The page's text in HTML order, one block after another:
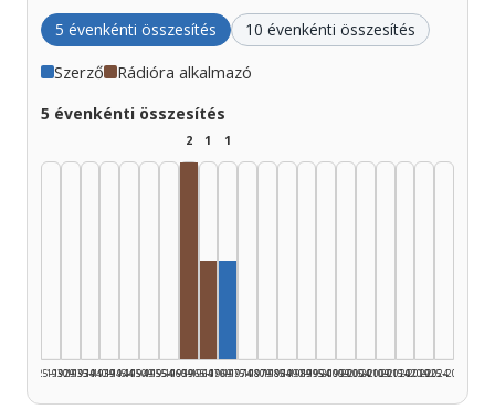
5 évenkénti összesítés 10 évenkénti összesítés
Szerző Rádióra alkalmazó
5 évenkénti összesítés
1925–1929
1930–1934
1935–1939
1940–1944
1945–1949
1950–1954
1955–1959
2
1960–1964
1
1965–1969
1
1970–1974
1975–1979
1980–1984
1985–1989
1990–1994
1995–1999
2000–2004
2005–2009
2010–2014
2015–2019
2020–2024
2025–2026